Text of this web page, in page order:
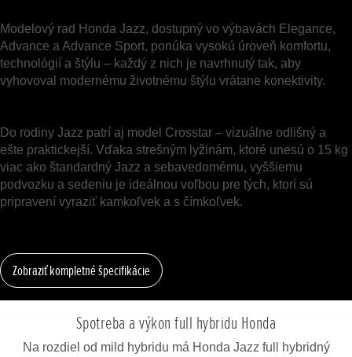
Modelový rad Honda Jazz, dostupný vo výbavách Elegance,
Advance a Advance Sport, ponúka vysokú úroveň komfortu,
technológií a štýlu – každý z nich je navrhnutý tak, aby
vyhovoval modernému životnému štýlu vrátane konektivity.
Do rodiny Jazz patrí aj model Crosstar – vizuálne odlišný a
ešte praktickejší. Vďaka strešným lyžinám, ktoré unesú o 15 kg
viac ako štandardný Jazz a sebavedomému, vyššiemu
podvozku a sedeniu je ideálnou voľbou pre tých, ktorí sú
pripravení vyraziť kamkoľvek a s čímkoľvek.
Zobraziť kompletné špecifikácie
Spotreba a výkon full hybridu Honda
Na rozdiel od mild hybridu má Honda Jazz full hybridný